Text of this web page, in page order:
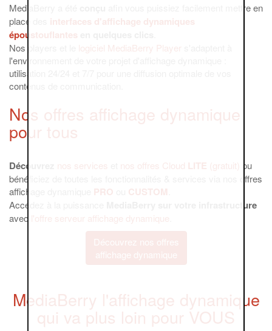
MediaBerry a été
afin vous puissiez facilement mettre en
place des interfaces d'affichage dynamiques
époustouflantes
Nos players et le
logiciel MediaBerry Player
l'environnement de votre projet d'affichage dynamique :
utilisation 24/24 et 7/7 pour une diffusion optimale de vos
contenus de communication.
Nos offres affichage dynamique
pour tous
Découvrez nos services nos offres Cloud LITE (gratuit)
ou
bénéficiez de toutes les fonctionnalités & services via nos offres
affichage dynamique PRO CUSTOM
Accédez à la puissance
MediaBerry sur votre infrastructure
avec l'offre serveur affichage dynamique
Découvrez nos offres
affichage dynamique
MediaBerry l'affichage dynamique
qui va plus loin pour VOUS